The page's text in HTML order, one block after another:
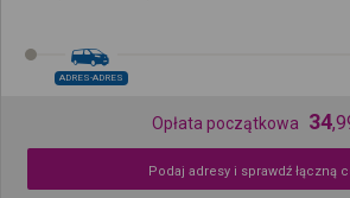
ADRES-ADRES
Opłata początkowa 34,
Podaj adresy i sprawdź łączną